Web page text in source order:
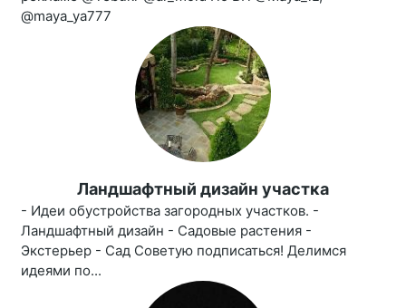
@maya_ya777
Ландшафтный дизайн участка
- Идеи обустройства загородных участков. -
Ландшафтный дизайн - Садовые растения -
Экстерьер - Сад Советую подписаться! Делимся
идеями по...